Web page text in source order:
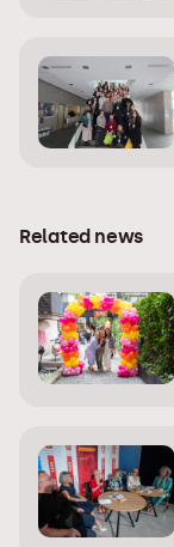
Related news